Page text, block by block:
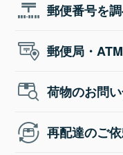
郵便番号を
郵便局・
荷物のお問
再配達のご